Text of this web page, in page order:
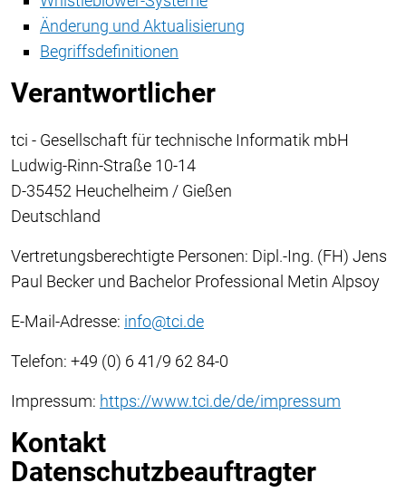
Änderung und Aktualisierung
Begriffsdefinitionen
Verantwortlicher
tci - Gesellschaft für technische Informatik mbH
Ludwig-Rinn-Straße 10-14
D-35452 Heuchelheim / Gießen
Deutschland
Vertretungsberechtigte Personen: Dipl.-Ing. (FH) Jens
Paul Becker und Bachelor Professional Metin Alpsoy
E-Mail-Adresse: info@tci.de
Telefon: +49 (0) 6 41/9 62 84-0
Impressum: https://www.tci.de/de/impressum
Kontakt
Datenschutzbeauftragter